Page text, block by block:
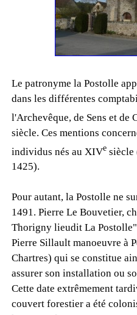
Le patronyme la Postolle
dans les différentes
l'Archevêque, de Sens et de
siècle. Ces mentions
individus nés au XIVesiècle
1425).
Pour autant, la Postolle ne
1491. Pierre Le Bouvetier,
Thorigny lieudit La
Pierre Sillault manoeuvre à
Chartres) qui se constitue
assurer son installation ou
Cette date extrêmement
couvert forestier a été